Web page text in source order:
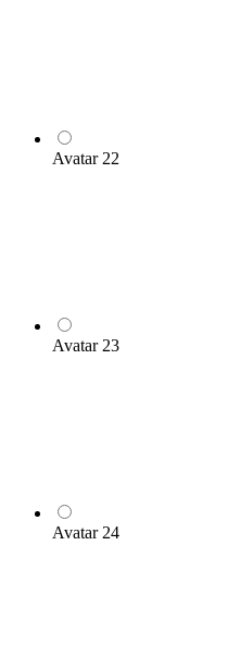
Avatar 22
Avatar 23
Avatar 24